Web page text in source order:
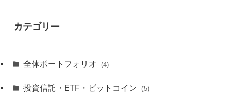
カテゴリー
全体ポートフォリオ (4)
投資信託・ETF・ビットコイン (5)